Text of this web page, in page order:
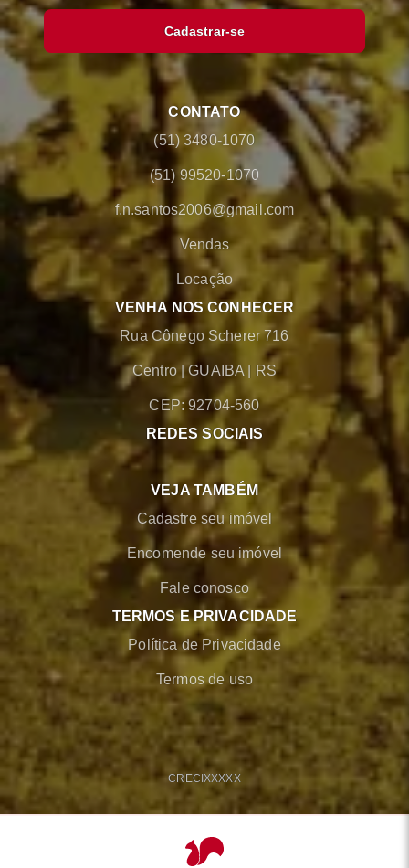
Cadastrar-se
CONTATO
(51) 3480-1070
(51) 99520-1070
f.n.santos2006@gmail.com
Vendas
Locação
VENHA NOS CONHECER
Rua Cônego Scherer 716
Centro |GUAIBA RS
CEP: 92704-560
REDES SOCIAIS
VEJA TAMBÉM
Cadastre seu imóvel
Encomende seu imóvel
Fale conosco
TERMOS E PRIVACIDADE
Política de Privacidade
Termos de uso
CRECIXXXXX